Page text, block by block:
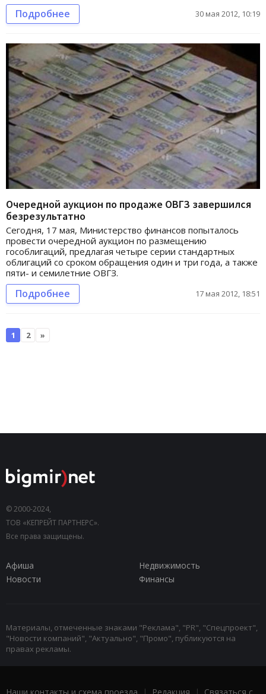
Подробнее 30 мая 2012, 10:19
Очередной аукцион по продаже ОВГЗ завершился
безрезультатно
Сегодня, 17 мая, Министерство финансов попыталось
провести очередной аукцион по размещению
гособлигаций, предлагая четыре серии стандартных
облигаций со сроком обращения один и три года, а также
пяти- и семилетние ОВГЗ.
Подробнее 17 мая 2012, 18:51
1 2 »
© 2000-2024,
ТОВ «КЕПРЕЙТ ПАРТНЕРС».
Все права защищены.
Афиша
Недвижимость
Новости
Финансы
Материалы, отмеченные знаками "Реклама", "PR", "Спецпроект",
"Новости компаний", "Актуально", "Промо", публикуются на
правах рекламы.